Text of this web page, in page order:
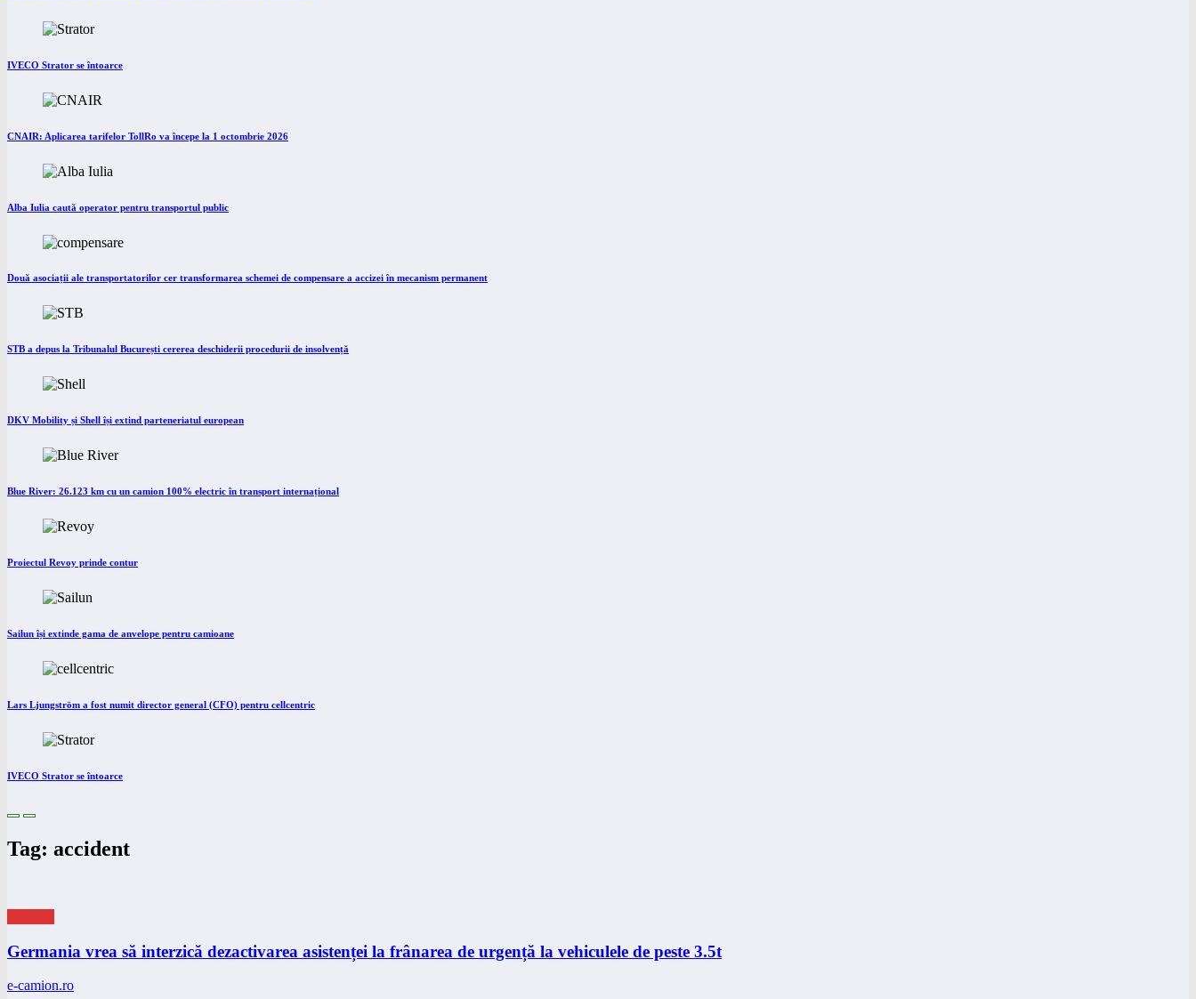
IVECO Strator se întoarce
CNAIR: Aplicarea tarifelor TollRo va începe la 1 octombrie 2026
Alba Iulia caută operator pentru transportul public
Două asociații ale transportatorilor cer transformarea schemei de compensare a accizei în mecanism permanent
STB a depus la Tribunalul București cererea deschiderii procedurii de insolvență
DKV Mobility și Shell își extind parteneriatul european
Blue River: 26.123 km cu un camion 100% electric în transport internațional
Proiectul Revoy prinde contur
Sailun își extinde gama de anvelope pentru camioane
Lars Ljungström a fost numit director general (CFO) pentru cellcentric
IVECO Strator se întoarce
Tag: accident
Germania vrea să interzică dezactivarea asistenței la frânarea de urgență la vehiculele de peste 3.5t
e-camion.ro